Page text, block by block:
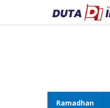
konten
Ramadhan